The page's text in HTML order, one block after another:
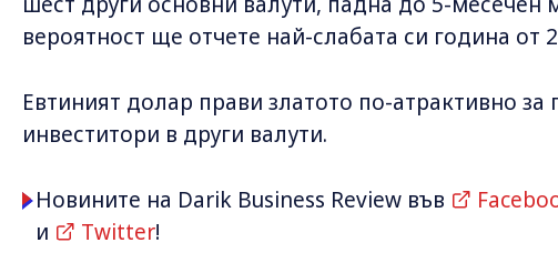
вероятност ще отчете най-слабата си година от
Евтиният долар прави златото по-атрактивно за
инвеститори в други валути.
Новините на Darik Business Review във
и
Twitter!